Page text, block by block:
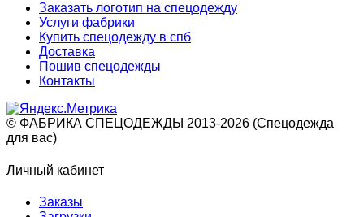
Заказать логотип на спецодежду
Услуги фабрики
Купить спецодежду в спб
Доставка
Пошив спецодежды
Контакты
© ФАБРИКА СПЕЦОДЕЖДЫ 2013-2026 (Спецодежда
для вас)
Личный кабинет
Заказы